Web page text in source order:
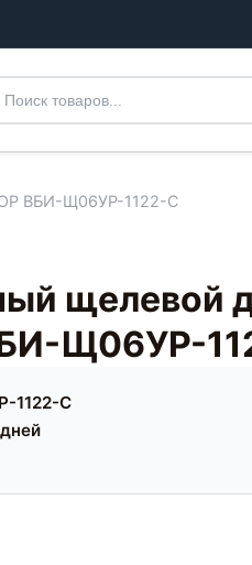
ВБИ-Щ06УР-1122-С
щелевой
Щ06УР-
1122-С